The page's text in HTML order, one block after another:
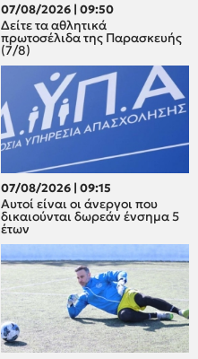
07/08/2026 | 09:50
Δείτε τα αθλητικά
πρωτοσέλιδα της Παρασκευής
(7/8)
07/08/2026 | 09:15
Αυτοί είναι οι άνεργοι που
δικαιούνται δωρεάν ένσημα 5
έτων